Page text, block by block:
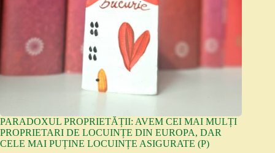
PARADOXUL PROPRIETĂȚII: AVEM CEI MAI MULȚI
PROPRIETARI DE LOCUINȚE DIN EUROPA, DAR
CELE MAI PUȚINE LOCUINȚE ASIGURATE (P)